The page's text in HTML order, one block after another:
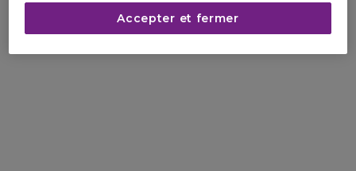
Accepter et fermer